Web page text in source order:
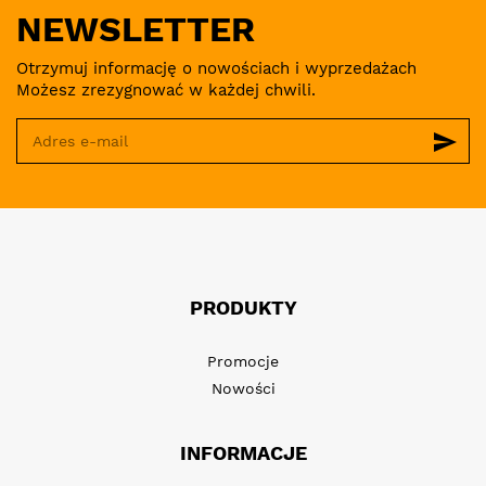
NEWSLETTER
Otrzymuj informację o nowościach i wyprzedażach
Możesz zrezygnować w każdej chwili.
send
PRODUKTY
Promocje
Nowości
INFORMACJE